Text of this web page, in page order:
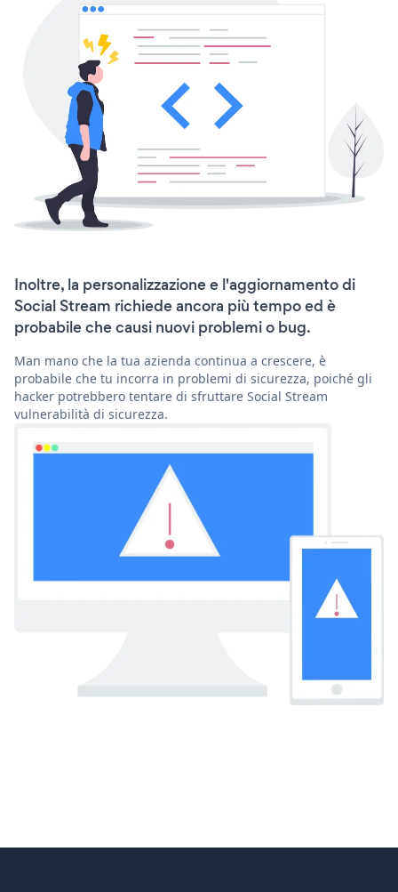
Inoltre, la personalizzazione e l'aggiornamento di
Social Stream richiede ancora più tempo ed è
probabile che causi nuovi problemi o bug.
Man mano che la tua azienda continua a crescere, è
probabile che tu incorra in problemi di sicurezza, poiché gli
hacker potrebbero tentare di sfruttare Social Stream
vulnerabilità di sicurezza.